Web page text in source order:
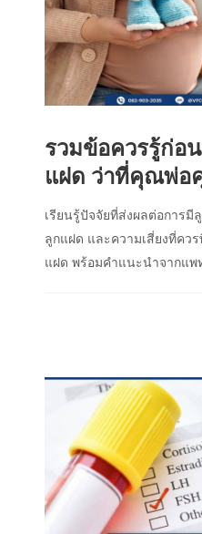
รวมข้อควรรู้ก่อ
แฝด ว่าที่คุณพ่อ
เรียนรู้ปัจจัยที่ส่งผลต่อการมี
ลูกแฝด และความเสี่ยงที่ค
แฝด พร้อมคำแนะนำจากแพ